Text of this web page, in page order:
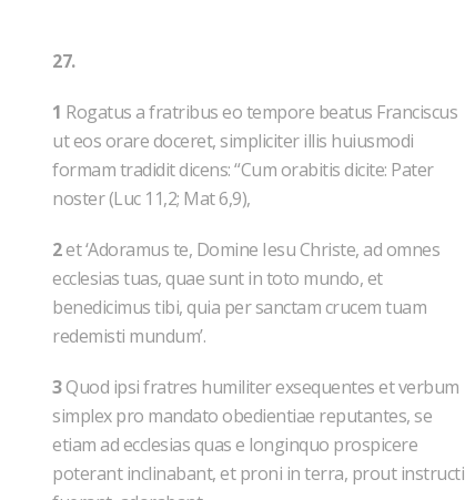
27.
1 Rogatus a fratribus eo tempore beatus Franciscus
ut eos orare doceret, simpliciter illis huiusmodi
formam tradidit dicens: “Cum orabitis dicite: Pater
noster (Luc 11,2; Mat 6,9),
2et ‘Adoramus te, Domine Iesu Christe, ad omnes
ecclesias tuas, quae sunt in toto mundo, et
benedicimus tibi, quia per sanctam crucem tuam
redemisti mundum’.
3Quod ipsi fratres humiliter exsequentes et verbum
simplex pro mandato obedientiae reputantes, se
etiam ad ecclesias quas e longinquo prospicere
poterant inclinabant, et proni in terra, prout instructi